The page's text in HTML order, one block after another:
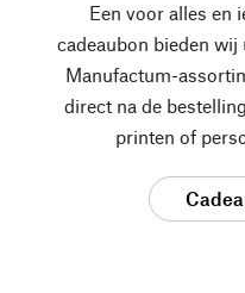
Een voor alles en
cadeaubon bieden wij
Manufactum-
direct na de
printen of